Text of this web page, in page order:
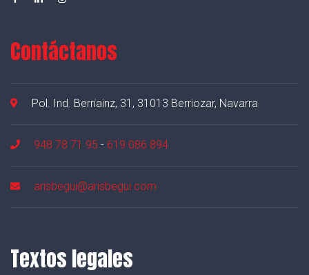
Contáctanos
Pol. Ind. Berriainz, 31, 31013 Berriozar, Navarra
948 78 71 95 - 619 086 894
arisbegui@arisbegui.com
Textos legales